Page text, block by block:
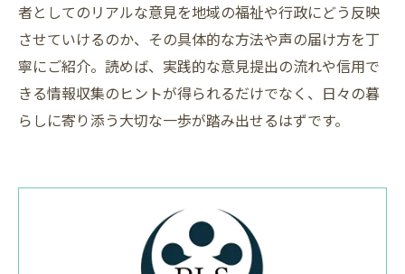
者としてのリアルな意見を地域の福祉や行政にどう反映
させていけるのか、その具体的な方法や声の届け方を丁
寧にご紹介。読めば、実践的な意見提出の流れや信用で
きる情報収集のヒントが得られるだけでなく、日々の暮
らしに寄り添う大切な一歩が踏み出せるはずです。